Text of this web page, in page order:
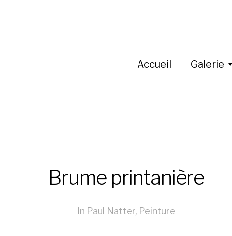
Accueil Galerie
Brume printanière
In Paul Natter, Peinture